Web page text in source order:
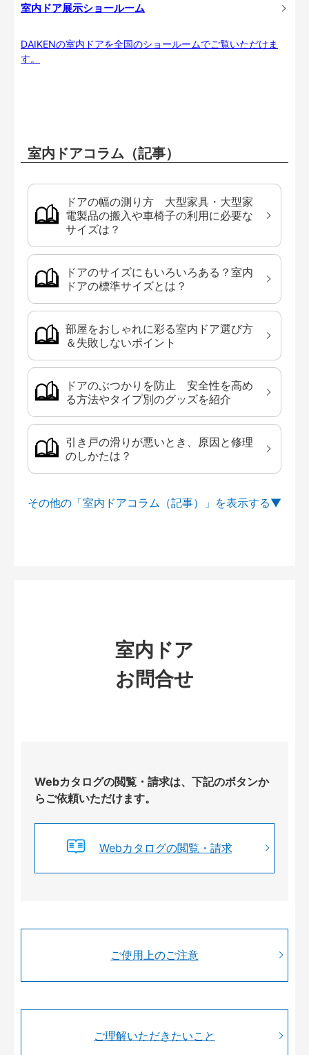
室内ドア展示ショールーム
DAIKENの室内ドアを全国のショールームでご覧いただけま
す。
室内ドアコラム（記事）
ドアの幅の測り方 大型家具・大型家
電製品の搬入や車椅子の利用に必要な
サイズは？
ドアのサイズにもいろいろある？室内
ドアの標準サイズとは？
部屋をおしゃれに彩る室内ドア選び方
＆失敗しないポイント
ドアのぶつかりを防止 安全性を高め
る方法やタイプ別のグッズを紹介
引き戸の滑りが悪いとき、原因と修理
のしかたは？
その他の「室内ドアコラム（記事）」を
室内ドア
お問合せ
Webカタログの閲覧・請求は、下記のボタンか
らご依頼いただけます。
Webカタログの閲覧・請求
ご使用上のご注意
ご理解いただきたいこと